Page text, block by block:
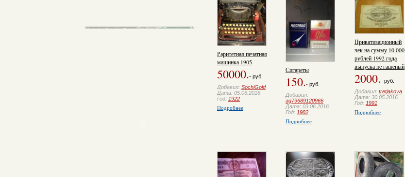
Раритетная печатная
машинка 1905
50000.- руб.
Добавил: SochiGold
Дата: 05.06.2016
Год: 1922
Подробнее
Сигареты
150.- руб.
Добавил:
ag79689120966
Дата: 03.06.2016
Год: 1982
Подробнее
Приватизационный
чек на сумму 10 000
рублей 1992 года
выпуска не гашеный
2000.- руб.
Добавил: tretjakova
Дата: 30.05.2016
Год: 1991
Подробнее